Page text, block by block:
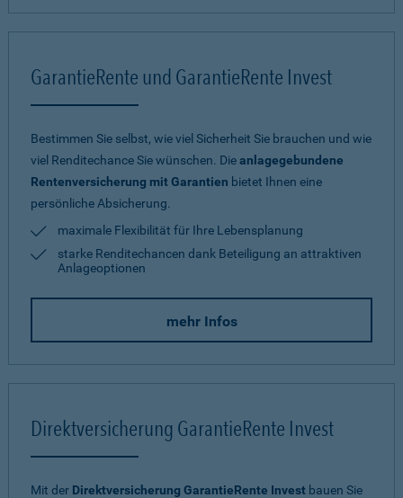
GarantieRente und GarantieRente Invest
Bestimmen Sie selbst, wie viel Sicherheit Sie brauchen und wie
viel Renditechance Sie wünschen. Dieanlagegebundene
Rentenversicherung mit Garantien bietet Ihnen eine
persönliche Absicherung.
maximale Flexibilität für Ihre Lebensplanung
starke Renditechancen dank Beteiligung an attraktiven
Anlageoptionen
mehr Infos
Direktversicherung GarantieRente Invest
Mit der Direktversicherung GarantieRente Invest bauen Sie